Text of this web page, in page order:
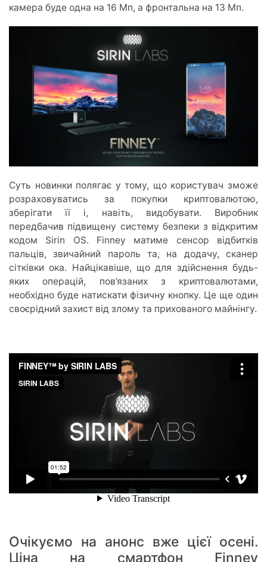
камера буде одна на 16 Мп, а фронтальна на 13 Мп.
Суть новинки полягає у тому, що користувач зможе
розраховуватись за покупки криптовалютою,
зберігати її і, навіть, видобувати. Виробник
передбачив підвищену систему безпеки з відкритим
кодом Sirin OS. Finney матиме сенсор відбитків
пальців, звичайний пароль та, на додачу, сканер
сітківки ока. Найцікавіше, що для здійснення будь-
яких операцій, пов’язаних з криптовалютами,
необхідно буде натискати фізичну кнопку. Це ще один
своєрідний захист від злому та прихованого майнінгу.
Очікуємо на анонс вже цієї осені.
Ціна на смартфон Finney